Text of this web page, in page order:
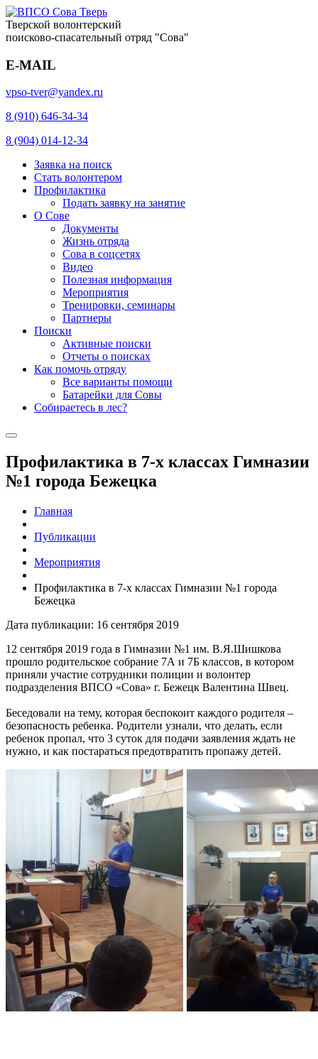
Тверской волонтерский
поисково-спасательный отряд "Сова"
E-MAIL
vpso-tver@yandex.ru
8 (910) 646-34-34
8 (904) 014-12-34
Заявка на поиск
Стать волонтером
Профилактика
Подать заявку на занятие
О Сове
Документы
Жизнь отряда
Сова в соцсетях
Видео
Полезная информация
Мероприятия
Тренировки, семинары
Партнеры
Поиски
Активные поиски
Отчеты о поисках
Как помочь отряду
Все варианты помощи
Батарейки для Совы
Собираетесь в лес?
Профилактика в 7-х классах Гимназии
№1 города Бежецка
Главная
Публикации
Мероприятия
Профилактика в 7-х классах Гимназии №1 города
Бежецка
Дата публикации: 16 сентября 2019
12 сентября 2019 года в Гимназии №1 им. В.Я.Шишкова
прошло родительское собрание 7А и 7Б классов, в котором
приняли участие сотрудники полиции и волонтер
подразделения ВПСО «Сова» г. Бежецк Валентина Швец.
Беседовали на тему, которая беспокоит каждого родителя –
безопасность ребенка. Родители узнали, что делать, если
ребенок пропал, что 3 суток для подачи заявления ждать не
нужно, и как постараться предотвратить пропажу детей.